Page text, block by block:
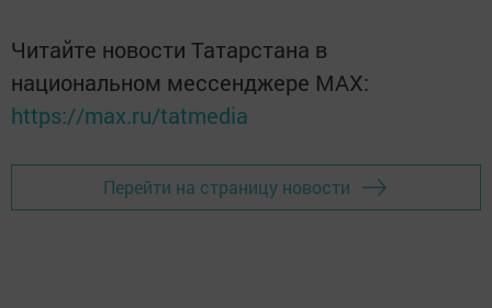
Читайте новости Татарстана в
национальном мессенджере MАХ:
https://max.ru/tatmedia
Перейти на страницу новости